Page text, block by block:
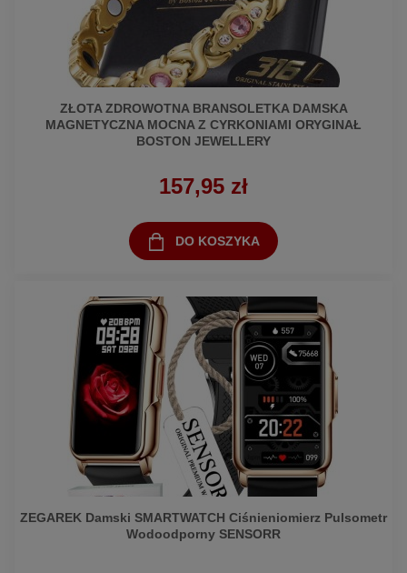
ZŁOTA ZDROWOTNA BRANSOLETKA DAMSKA
MAGNETYCZNA MOCNA Z CYRKONIAMI ORYGINAŁ
BOSTON JEWELLERY
157,95 zł
DO KOSZYKA
ZEGAREK Damski SMARTWATCH Ciśnieniomierz Pulsometr
Wodoodporny SENSORR